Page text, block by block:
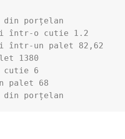
Tigla Metalica
Bilka
porțelan
într-o cutie 1.2
într-un palet 82,62
1380
cutie 6
palet 68
porțelan